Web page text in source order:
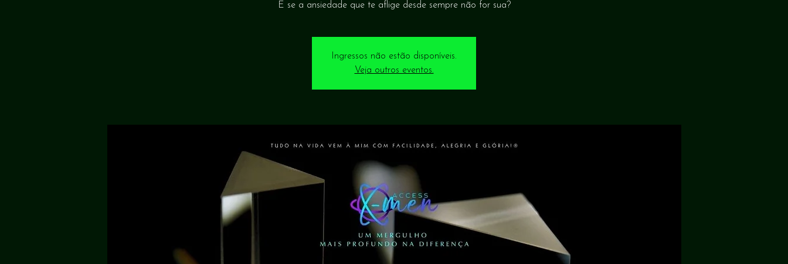
E se a ansiedade que te aflige desde sempre não for sua?
Ingressos não estão disponíveis.
Veja outros eventos.